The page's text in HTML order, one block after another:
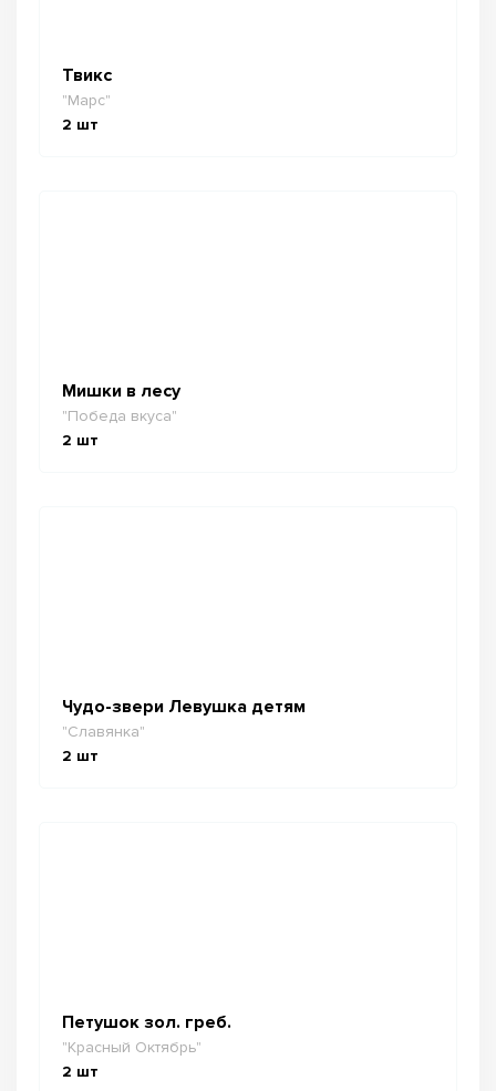
Твикс
"Марс"
2 шт
Мишки в лесу
"Победа вкуса"
2 шт
Чудо-звери Левушка детям
"Славянка"
2 шт
Петушок зол. греб.
"Красный Октябрь"
2 шт